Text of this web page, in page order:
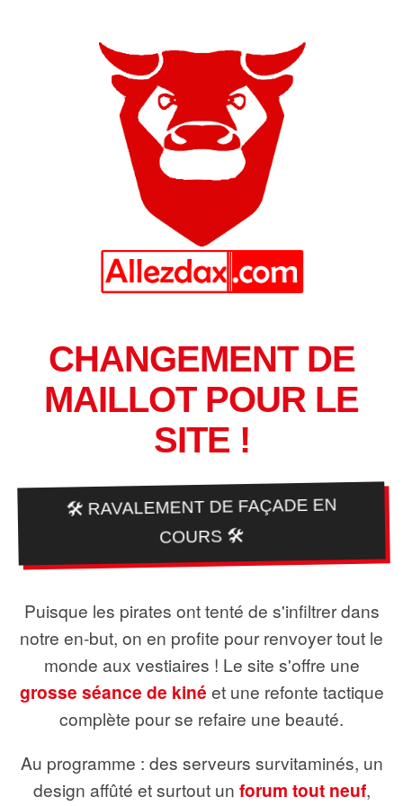
CHANGEMENT DE
MAILLOT POUR LE
SITE !
🛠️ RAVALEMENT DE FAÇADE EN
COURS 🛠️
Puisque les pirates ont tenté de s'infiltrer dans
notre en-but, on en profite pour renvoyer tout le
monde aux vestiaires ! Le site s'offre une
grosse séance de kiné et une refonte tactique
complète pour se refaire une beauté.
Au programme : des serveurs survitaminés, un
design affûté et surtout un forum tout neuf,